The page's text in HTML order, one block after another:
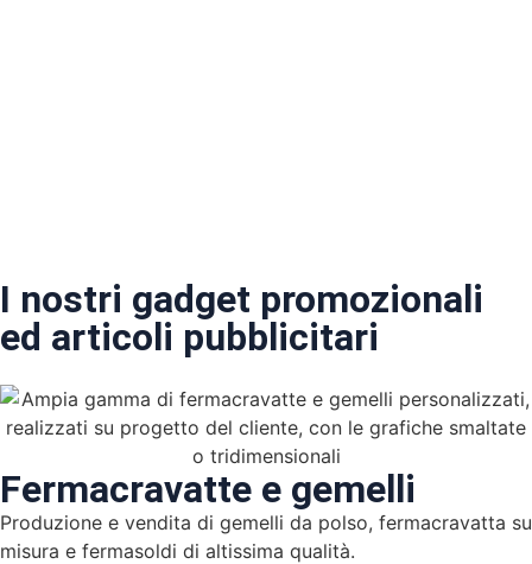
I nostri gadget promozionali
ed articoli pubblicitari
Fermacravatte e gemelli
Produzione e vendita di gemelli da polso, fermacravatta su
misura e fermasoldi di altissima qualità.